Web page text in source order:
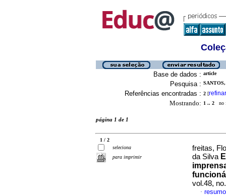
Base de dados : article
Pesquisa :
Referências encontradas : 2 [refinar
Mostrando: 1 .. 2 no
página 1 de 1
1 / 2
seleciona
para imprimir
freitas,
da Silva
vol.48,
·